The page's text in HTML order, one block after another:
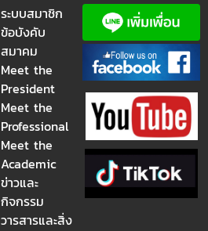
ระบบสมาชิก
ข้อบังคับ
สมาคม
Meet the
President
Meet the
Professional
Meet the
Academic
ข่าวและ
กิจกรรม
วารสารและสิ่ง